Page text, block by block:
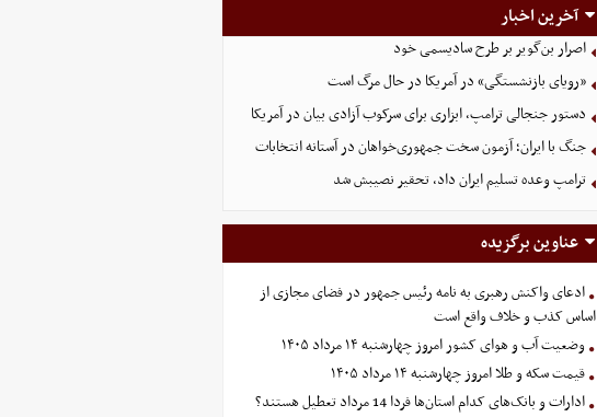
آخرین اخبار
اصرار بن‌گویر بر طرح سادیسمی خود
«رویای بازنشستگی» در آمریکا در حال مرگ است
دستور جنجالی ترامپ، ابزاری برای سرکوب آزادی بیان در آمریکا
جنگ با ایران؛ آزمون سخت جمهوری‌خواهان در آستانه انتخابات
ترامپ وعده تسلیم ایران داد، تحقیر نصیبش شد
عناوین برگزیده
ادعای واکنش رهبری به نامه رئیس جمهور در فضای مجازی از
اساس کذب و خلاف واقع است
وضعیت آب و هوای کشور امروز چهارشنبه ۱۴ مرداد ۱۴۰۵
قیمت سکه و طلا امروز چهارشنبه ۱۴ مرداد ۱۴۰۵
ادارات و بانک‌های کدام استان‌ها فردا 14 مرداد تعطیل هستند؟